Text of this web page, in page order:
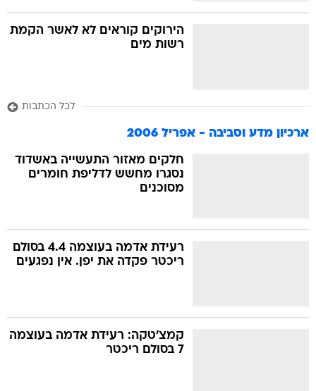
הירוקים קוראים לא לאשר הקמת
רשות מים
לכל הכתבות
ארכיון מדע וסביבה - אפריל 2006
חלקים מאזור התעשייה באשדוד
נסגרו מחשש לדליפת חומרים
מסוכנים
רעידת אדמה בעוצמה 4.4 בסולם
ריכטר פקדה את יפן. אין נפגעים
קמצ'טקה: רעידת אדמה בעוצמה
7 בסולם ריכטר